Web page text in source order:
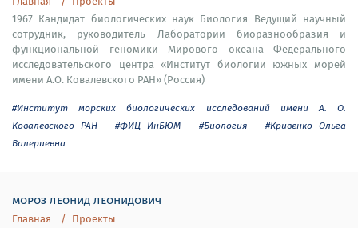
1967 Кандидат биологических наук Биология Ведущий научный
сотрудник, руководитель Лаборатории биоразнообразия и
функциональной геномики Мирового океана Федерального
исследовательского центра «Институт биологии южных морей
имени А.О. Ковалевского РАН» (Россия)
#Институт морских биологических исследований имени А. О.
Ковалевского РАН
#ФИЦ ИнБЮМ #Биология
#Кривенко Ольга
Валериевна
мороз леонид леонидович
Главная
Проекты